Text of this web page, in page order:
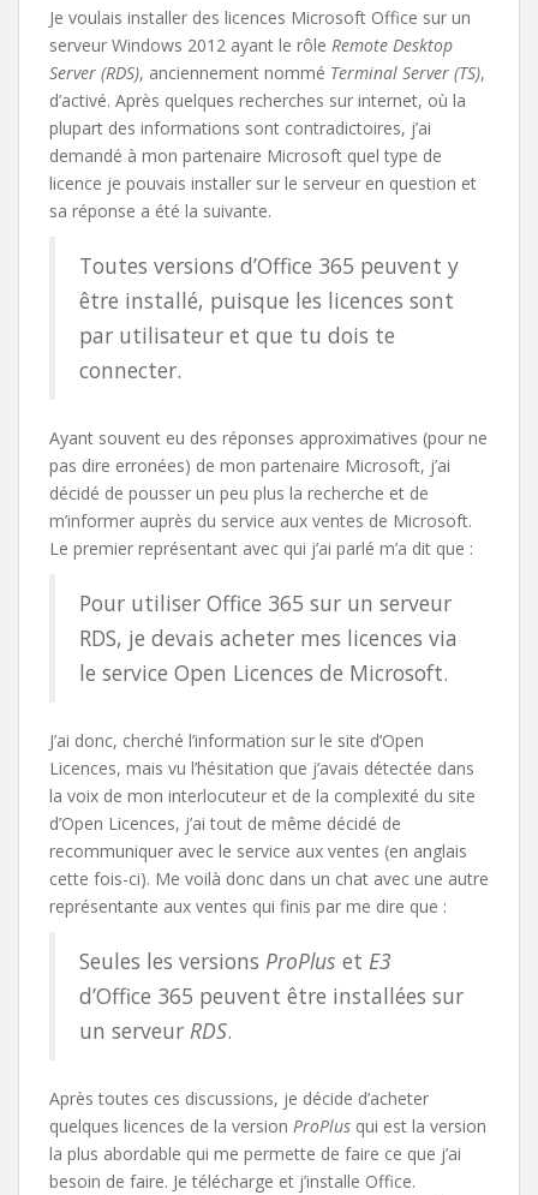
Je voulais installer des licences Microsoft Office sur un
serveur Windows 2012 ayant le rôle Remote Desktop
Server (RDS), anciennement nommé Terminal Server (TS),
d’activé. Après quelques recherches sur internet, où la
plupart des informations sont contradictoires, j’ai
demandé à mon partenaire Microsoft quel type de
licence je pouvais installer sur le serveur en question et
sa réponse a été la suivante.
Toutes versions d’Office 365 peuvent y
être installé, puisque les licences sont
par utilisateur et que tu dois te
connecter.
Ayant souvent eu des réponses approximatives (pour ne
pas dire erronées) de mon partenaire Microsoft, j’ai
décidé de pousser un peu plus la recherche et de
m’informer auprès du service aux ventes de Microsoft.
Le premier représentant avec qui j’ai parlé m’a dit que :
Pour utiliser Office 365 sur un serveur
RDS, je devais acheter mes licences via
le service Open Licences de Microsoft.
J’ai donc, cherché l’information sur le site d’Open
Licences, mais vu l’hésitation que j’avais détectée dans
la voix de mon interlocuteur et de la complexité du site
d’Open Licences, j’ai tout de même décidé de
recommuniquer avec le service aux ventes (en anglais
cette fois-ci). Me voilà donc dans un chat avec une autre
représentante aux ventes qui finis par me dire que :
Seules les versions ProPlus et E3
d’Office 365 peuvent être installées sur
un serveur RDS.
Après toutes ces discussions, je décide d’acheter
quelques licences de la version ProPlus qui est la version
la plus abordable qui me permette de faire ce que j’ai
besoin de faire. Je télécharge et j’installe Office.